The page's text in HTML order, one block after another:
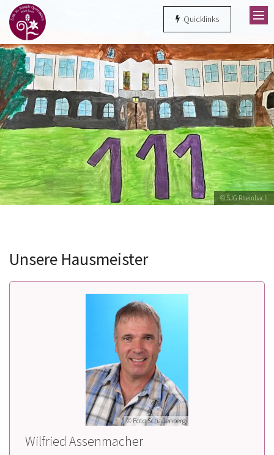
Zum Inhalt springen
© SJG Rheinbach
Unsere Hausmeister
© Foto Schallenberg
Wilfried Assenmacher
Quicklinks